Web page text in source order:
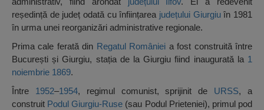
reședință de județ odată cu înființarea județului Giurgiuîn 1981
în urma unei reorganizări administrative regionale.
Prima cale ferată din Regatul României a fost construită între
București și Giurgiu, stația de la Giurgiu fiind inaugurată la 1
noiembrie 1869.
Între 1952–1954, regimul comunist, sprijinit de URSS, a
construit Podul Giurgiu-Ruse (sau Podul Prieteniei), primul pod